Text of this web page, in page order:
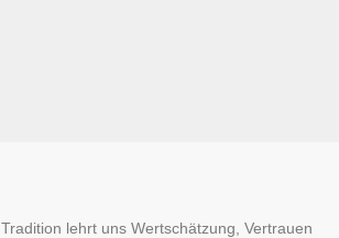
lehrt uns Wertschätzung, Vertrauen